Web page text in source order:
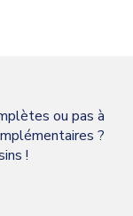
ou pas à
?
!